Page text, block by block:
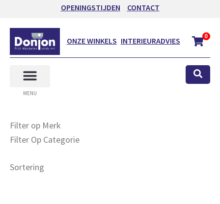
OPENINGSTIJDEN CONTACT
ONZE WINKELS INTERIEURADVIES 0
MENU
Filter op Merk
Filter Op Categorie
Sortering